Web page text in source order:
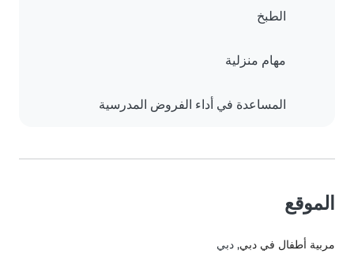
الطبخ
مهام منزلية
المساعدة في أداء الفروض المدرسية
الموقع
مربية أطفال في دبي, دبي